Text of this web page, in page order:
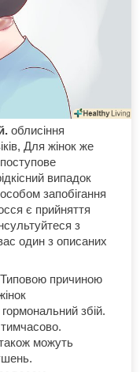
облисіння
Для жінок же
випадок
запобігання
є прийняття
з
один з описаних
причиною
збій.
можуть